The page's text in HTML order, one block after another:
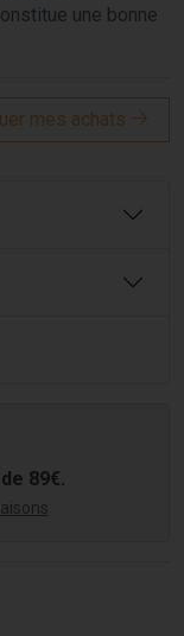
une bonne
mes achats
89€.